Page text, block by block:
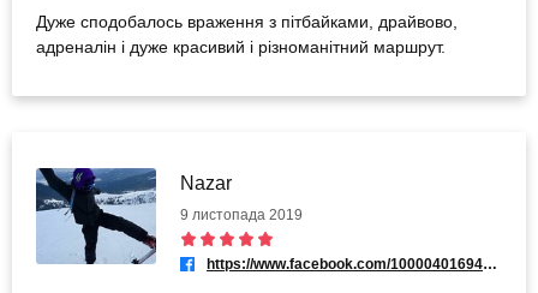
Дуже сподобалось враження з пітбайками, драйвово,
адреналін і дуже красивий і різноманітний маршрут.
Nazar
9 листопада 2019
https://www.facebook.com/100004016946435